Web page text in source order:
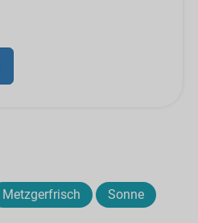
Metzgerfrisch Sonne